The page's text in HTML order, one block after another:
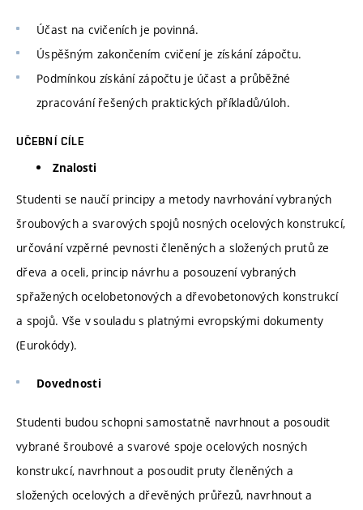
Účast na cvičeních je povinná.
Úspěšným zakončením cvičení je získání zápočtu.
Podmínkou získání zápočtu je účast a průběžné
zpracování řešených praktických příkladů/úloh.
UČEBNÍ CÍLE
Znalosti
Studenti se naučí principy a metody navrhování vybraných
šroubových a svarových spojů nosných ocelových konstrukcí,
určování vzpěrné pevnosti členěných a složených prutů ze
dřeva a oceli, princip návrhu a posouzení vybraných
spřažených ocelobetonových a dřevobetonových konstrukcí
a spojů. Vše v souladu s platnými evropskými dokumenty
(Eurokódy).
Dovednosti
Studenti budou schopni samostatně navrhnout a posoudit
vybrané šroubové a svarové spoje ocelových nosných
konstrukcí, navrhnout a posoudit pruty členěných a
složených ocelových a dřevěných průřezů, navrhnout a